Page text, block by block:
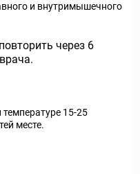
и внутримышечного
через 6
15-25
месте.